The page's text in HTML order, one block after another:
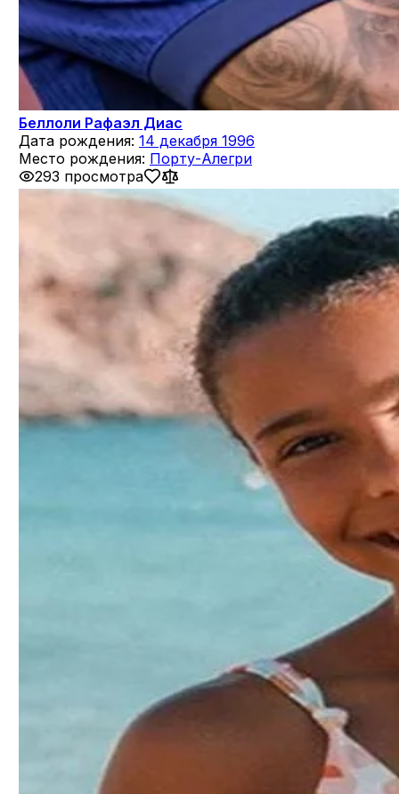
Беллоли Рафаэл Диас
Дата рождения: 14 декабря 1996
Место рождения: Порту-Алегри
293 просмотра